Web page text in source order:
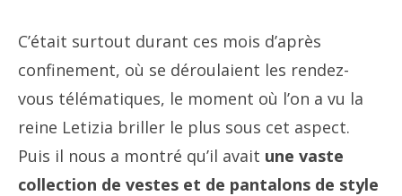
C’était surtout durant ces mois d’après
confinement, où se déroulaient les rendez-
vous télématiques, le moment où l’on a vu la
reine Letizia briller le plus sous cet aspect.
Puis il nous a montré qu’il avait une vaste
collection de vestes et de pantalons de style